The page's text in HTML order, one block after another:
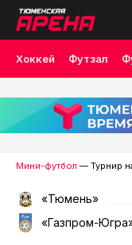
Хоккей Футзал
Лыжные гонки
Скалолазание
Мини-футбол — Турнир
«Тюмень»
«Газпром-